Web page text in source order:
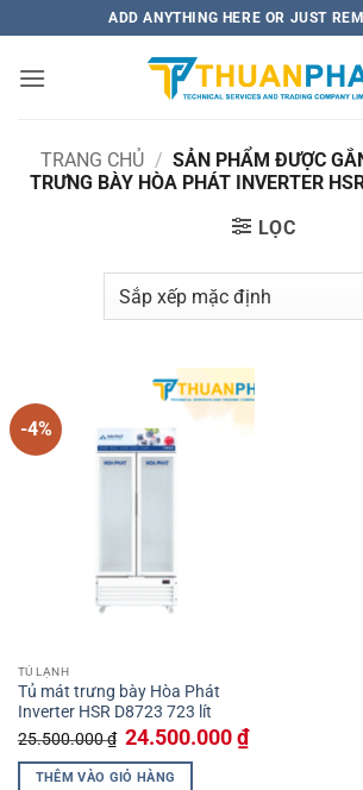
qua
nội
ADD ANYTHING HERE OR JUST
TRANG CHỦ / SẢN PHẨM ĐƯỢC
TRƯNG BÀY HÒA PHÁT INVERTER
LỌC
-4%
TỦ LẠNH
Tủ mát trưng bày Hòa Phát
Inverter HSR D8723 723 lít
25.500.000₫ Giá
gốc
là:
25.500.000 ₫.
24.500.000₫Giá
hiện
THÊM VÀO GIỎ HÀNG